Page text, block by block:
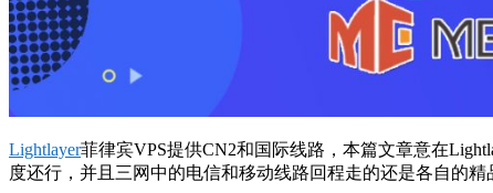
Lightlayer菲律宾VPS提供CN2和国际线路，本篇文章意在
度还行，并且三网中的电信和移动线路回程走的还是各自的